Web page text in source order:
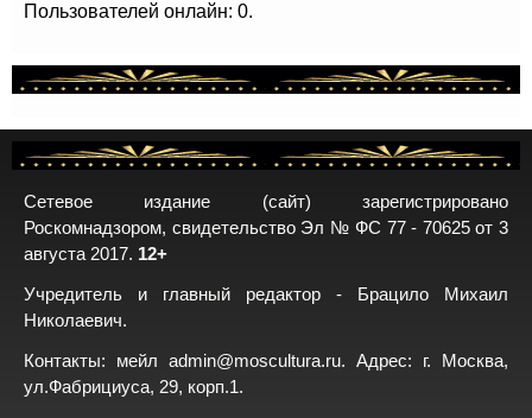
Пользователей онлайн: 0.
Сетевое издание (сайт) зарегистрировано
Роскомнадзором, свидетельство Эл № ФС 77 - 70625 от 3
августа 2017. 12+
Учредитель и главный редактор - Брацило Михаил
Николаевич.
Контакты: мейл admin@moscultura.ru. Адрес: г. Москва,
ул.Фабрициуса, 29, корп.1.